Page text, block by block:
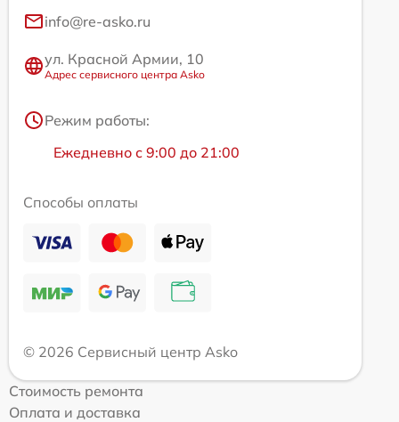
info@re-asko.ru
ул. Красной Армии, 10
Адрес сервисного центра Asko
Режим работы:
Ежедневно с 9:00 до 21:00
Способы оплаты
© 2026 Сервисный центр Asko
Стоимость ремонта
Оплата и доставка